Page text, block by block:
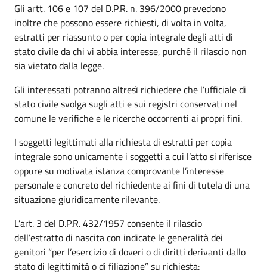
Gli artt. 106 e 107 del D.P.R. n. 396/2000 prevedono
inoltre che possono essere richiesti, di volta in volta,
estratti per riassunto o per copia integrale degli atti di
stato civile da chi vi abbia interesse, purché il rilascio non
sia vietato dalla legge.
Gli interessati potranno altresì richiedere che l’ufficiale di
stato civile svolga sugli atti e sui registri conservati nel
comune le verifiche e le ricerche occorrenti ai propri fini.
I soggetti legittimati alla richiesta di estratti per copia
integrale sono unicamente i soggetti a cui l’atto si riferisce
oppure su motivata istanza comprovante l’interesse
personale e concreto del richiedente ai fini di tutela di una
situazione giuridicamente rilevante.
L’art. 3 del D.P.R. 432/1957 consente il rilascio
dell’estratto di nascita con indicate le generalità dei
genitori “per l’esercizio di doveri o di diritti derivanti dallo
stato di legittimità o di filiazione” su richiesta: